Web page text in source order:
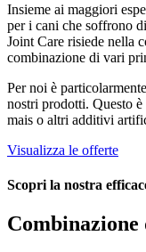
Insieme ai maggiori
per i cani che soffrono
Joint Care risiede nella
combinazione di vari
Per noi è
nostri prodotti. Questo
mais o altri additivi
Visualizza le offerte
Scopri la nostra